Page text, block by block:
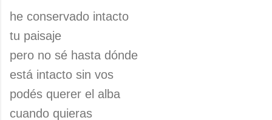
he conservado intacto
tu paisaje
pero no sé hasta dónde
está intacto sin vos
podés querer el alba
cuando quieras